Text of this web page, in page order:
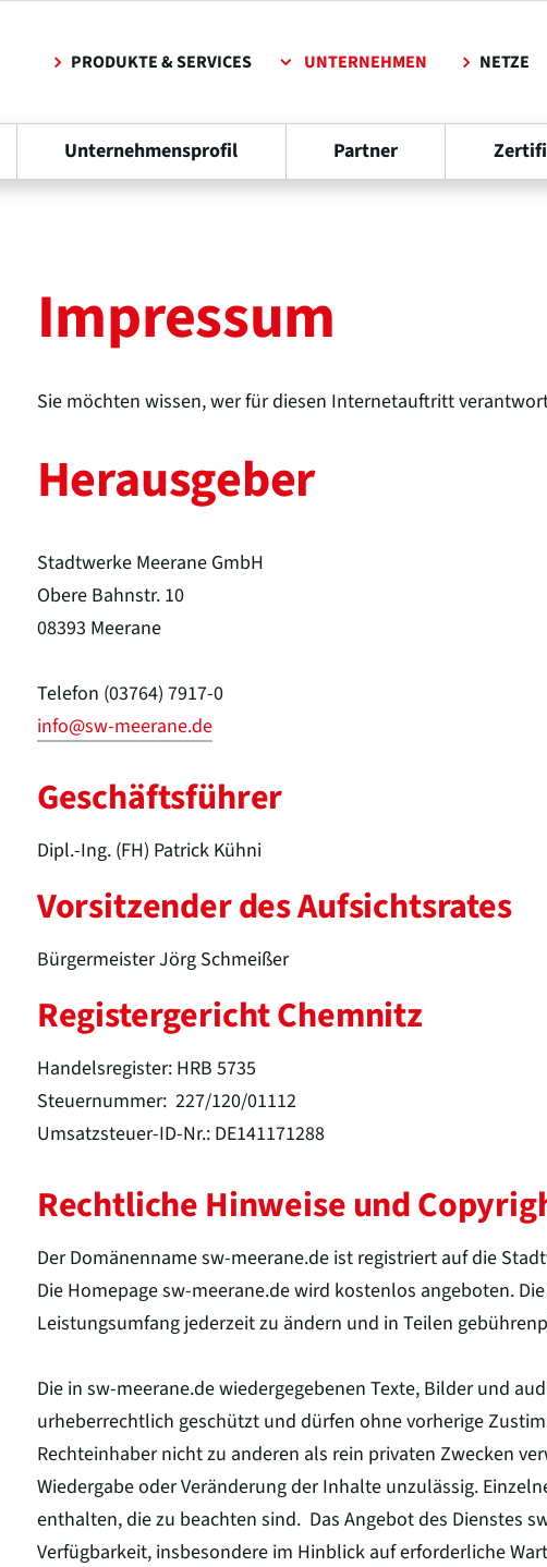
PRODUKTE & SERVICES UNTERNEHMEN NETZE
Unternehmensprofil Partner
Impressum
Sie möchten wissen, wer für diesen Internetauftritt
Herausgeber
Stadtwerke Meerane GmbH
Obere Bahnstr. 10
08393 Meerane
Telefon (03764) 7917-0
info@sw-meerane.de
Geschäftsführer
Dipl.-Ing. (FH) Patrick Kühni
Vorsitzender des Aufsichtsrates
Bürgermeister Jörg Schmeißer
Registergericht Chemnitz
Handelsregister: HRB 5735
Steuernummer: 227/120/01112
Umsatzsteuer-ID-Nr.: DE141171288
Rechtliche Hinweise und
Der Domänenname sw-meerane.de ist registriert auf die
Die Homepage sw-meerane.de wird kostenlos angeboten.
Leistungsumfang jederzeit zu ändern und in Teilen
Die in sw-meerane.de wiedergegebenen Texte, Bilder und
urheberrechtlich geschützt und dürfen ohne vorherige
Rechteinhaber nicht zu anderen als rein privaten Zwecken
Wiedergabe oder Veränderung der Inhalte unzulässig.
enthalten, die zu beachten sind. Das Angebot des Dienstes
Verfügbarkeit, insbesondere im Hinblick auf erforderliche